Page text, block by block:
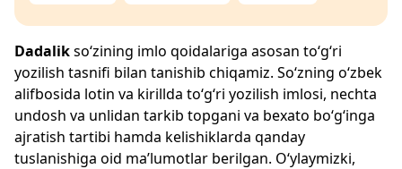
Dadalikso‘zining imlo qoidalariga asosan to‘g‘ri
yozilish tasnifi bilan tanishib chiqamiz. So‘zning o‘zbek
alifbosida lotin va kirillda to‘g‘ri yozilish imlosi, nechta
undosh va unlidan tarkib topgani va bexato bo‘g‘inga
ajratish tartibi hamda kelishiklarda qanday
tuslanishiga oid ma’lumotlar berilgan. O‘ylaymizki,